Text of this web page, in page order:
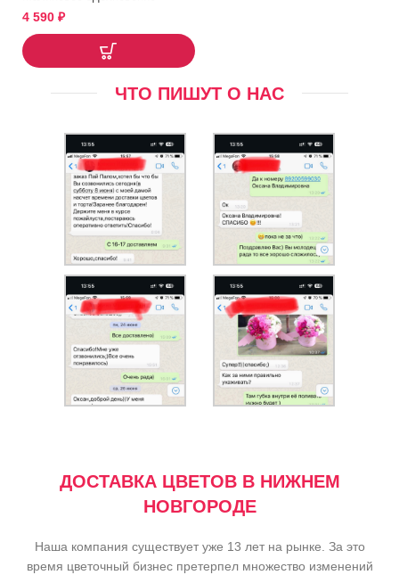
4 590 ₽
ЧТО ПИШУТ О НАС
ДОСТАВКА ЦВЕТОВ В НИЖНЕМ
НОВГОРОДЕ
Наша компания существует уже 13 лет на рынке. За это
время цветочный бизнес претерпел множество изменений